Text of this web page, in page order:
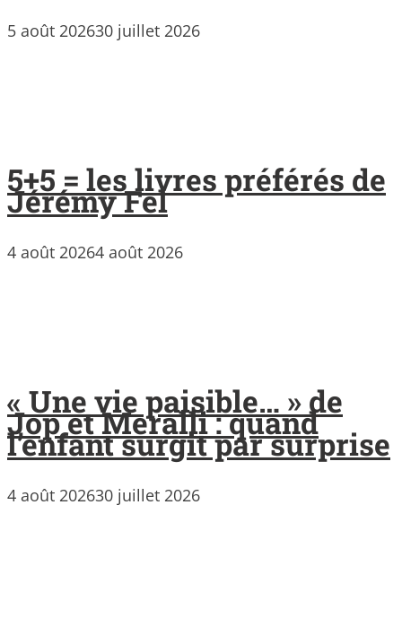
5 août 202630 juillet 2026
5+5 = les livres préférés de
Jérémy Fel
4 août 20264 août 2026
« Une vie paisible… » de
Jop et Meralli : quand
l’enfant surgit par surprise
4 août 202630 juillet 2026